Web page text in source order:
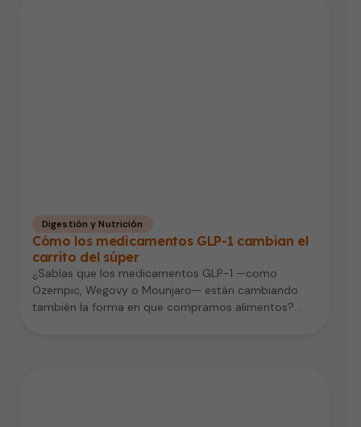
Digestión y Nutrición
Cómo los medicamentos GLP-1 cambian el
carrito del súper
¿Sabías que los medicamentos GLP-1 —como
Ozempic, Wegovy o Mounjaro— están cambiando
también la forma en que compramos alimentos?